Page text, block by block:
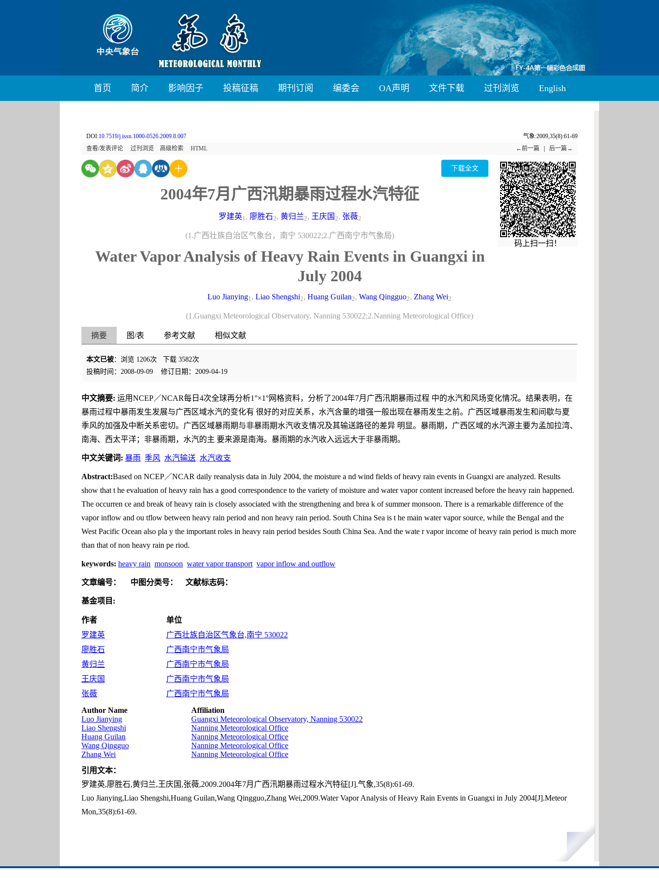
首页 简介 影响因子 投稿征稿 期刊订阅 编委会 OA声明 文件下载 过刊浏览 English
DOI:10.7519/j.issn.1000-0526.2009.8.007
气象:2009,35(8):61-69
查看/发表评论
过刊浏览 高级检索 HTML ←前一篇 后一篇→
码上扫一扫！
下载全文
2004年7月广西汛期暴雨过程水汽特征
罗建英1, 廖胜石2, 黄归兰2, 王庆国 2, 张薇2
(1.广西壮族自治区气象台，南宁 530022;2.广西南宁市气象局)
Water Vapor Analysis of Heavy Rain Events in Guangxi in
July 2004
Luo Jianying1, Liao Shengshi2, Huang Guilan2, Wang Qingguo2, Zhang Wei2
(1.Guangxi Meteorological Observatory, Nanning 530022;2.Nanning Meteorological Office)
摘要 图/表 参考文献 相似文献
本文已被：浏览 1206次 下载 3582次
投稿时间：2008-09-09
修订日期：2009-04-19
中文摘要: 运用NCEP／NCAR每日4次全球再分析1°×1°网格资料，分析了2004年7月广西汛期暴雨过程 中的水汽和风场变化情况。结果表明，在
暴雨过程中暴雨发生发展与广西区域水汽的变化有 很好的对应关系，水汽含量的增强一般出现在暴雨发生之前。广西区域暴雨发生和间歇与夏
季风的加强及中断关系密切。广西区域暴雨期与非暴雨期水汽收支情况及其输送路径的差异 明显。暴雨期，广西区域的水汽源主要为孟加拉湾、
南海、西太平洋；非暴雨期，水汽的主 要来源是南海。暴雨期的水汽收入远远大于非暴雨期。
中文关键词: 暴雨 季风 水汽输送 水汽收支
Abstract:Based on NCEP／NCAR daily reanalysis data in July 2004, the moisture a nd wind fields of heavy rain events in Guangxi are analyzed. Results
show that t he evaluation of heavy rain has a good correspondence to the variety of moisture and water vapor content increased before the heavy rain happened.
The occurren ce and break of heavy rain is closely associated with the strengthening and brea k of summer monsoon. There is a remarkable difference of the
vapor inflow and ou tflow between heavy rain period and non heavy rain period. South China Sea is t he main water vapor source, while the Bengal and the
West Pacific Ocean also pla y the important roles in heavy rain period besides South China Sea. And the wate r vapor income of heavy rain period is much more
than that of non heavy rain pe riod.
keywords: heavy rain monsoon water vapor transport vapor inflow and outflow
文章编号： 中图分类号： 文献标志码：
基金项目:
作者
单位
罗建英
广西壮族自治区气象台,南宁 530022
廖胜石
广西南宁市气象局
黄归兰
广西南宁市气象局
王庆国
广西南宁市气象局
张薇
广西南宁市气象局
Author Name
Affiliation
Luo Jianying
Guangxi Meteorological Observatory, Nanning 530022
Liao Shengshi
Nanning Meteorological Office
Huang Guilan
Nanning Meteorological Office
Wang Qingguo
Nanning Meteorological Office
Zhang Wei
Nanning Meteorological Office
引用文本：
罗建英,廖胜石,黄归兰,王庆国,张薇,2009.2004年7月广西汛期暴雨过程水汽特征[J].气象,35(8):61-69.
Luo Jianying,Liao Shengshi,Huang Guilan,Wang Qingguo,Zhang Wei,2009.Water Vapor Analysis of Heavy Rain Events in Guangxi in July 2004[J].Meteor
Mon,35(8):61-69.